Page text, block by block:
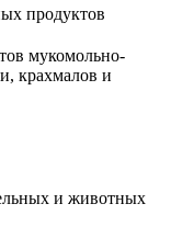
продуктов
мукомольно-
крахмалов и
и животных